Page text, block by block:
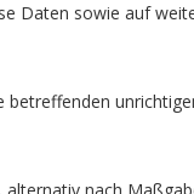
Daten sowie auf
betreffenden